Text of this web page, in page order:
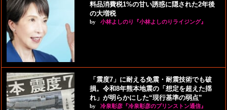
料品消費税1%の甘い誘惑に隠された2年後
の大増税
by 小林よしのり『小林よしのりライジング』
「震度7」に耐える免震・耐震技術でも破
損。令和8年熊本地震の「想定を超えた揺
れ」が明らかにした“現行基準の弱点”
by 冷泉彰彦『冷泉彰彦のプリンストン通信』